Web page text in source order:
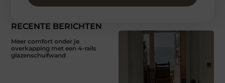
RECENTE BERICHTEN
Meer comfort onder je
overkapping met een 4-rails
glazenschuifwand